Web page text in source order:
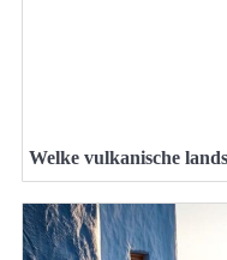
Welke vulkanische